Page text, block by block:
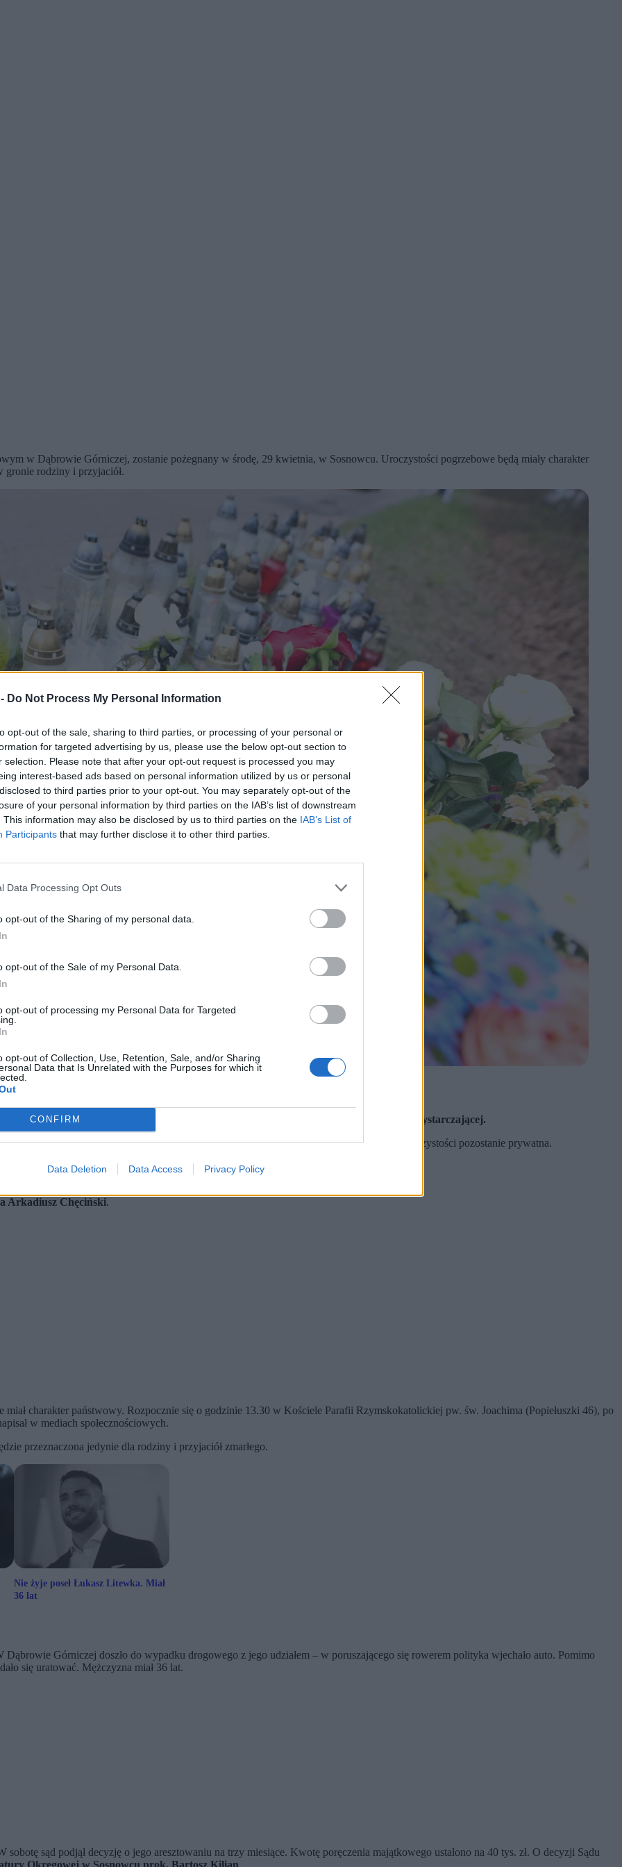
Do Not Process My Personal Information
opt-out of the sale, sharing to third parties, or processing of your personal or
for targeted advertising by us, please use the below opt-out section to
selection. Please note that after your opt-out request is processed you may
interest-based ads based on personal information utilized by us or personal
to third parties prior to your opt-out. You may separately opt-out of the
of your personal information by third parties on the IAB’s list of downstream
This information may also be disclosed by us to third parties on the IAB’s List of
Participants that may further disclose it to other third parties.
Data Processing Opt Outs
opt-out of the Sharing of my personal data.
opt-out of the Sale of my Personal Data.
opt-out of processing my Personal Data for Targeted
opt-out of Collection, Use, Retention, Sale, and/or Sharing
Data that Is Unrelated with the Purposes for which it
CONFIRM
Data Deletion Data Access Privacy Policy
w Dąbrowie Górniczej, zostanie pożegnany w środę, 29 kwietnia, w Sosnowcu. Uroczystości pogrzebowe będą miały charakter
gronie rodziny i przyjaciół.
Litewki przy ul. Kazimierzowskiej w Dąbrowie Górniczej. 24 kwietnia 2026 r. (fot. Art Service / PAP)
godz. 13.30 w Kościele Parafii Rzymskokatolickiej pw. św. Joachima w Sosnowcu.
na cmentarzu przy ul. Zuzanny będzie zamknięta – tylko dla rodziny i bliskich.
aresztowany na trzy miesiące; prokuratura rozważa zaskarżenie tej decyzji jako niewystarczającej.
w środę, 29 kwietnia, w Sosnowcu. Pogrzeb będzie mieć charakter państwowy, ale część uroczystości pozostanie prywatna.
w środę w Sosnowcu
Arkadiusz Chęciński.
charakter państwowy. Rozpocznie się o godzinie 13.30 w Kościele Parafii Rzymskokatolickiej pw. św. Joachima (Popiełuszki 46), po
w mediach społecznościowych.
przeznaczona jedynie dla rodziny i przyjaciół zmarłego.
Nie żyje poseł Łukasz Litewka. Miał
36 lat
Górniczej doszło do wypadku drogowego z jego udziałem – w poruszającego się rowerem polityka wjechało auto. Pomimo
się uratować. Mężczyzna miał 36 lat.
sąd podjął decyzję o jego aresztowaniu na trzy miesiące. Kwotę poręczenia majątkowego ustalono na 40 tys. zł. O decyzji Sądu
Okręgowej w Sosnowcu prok. Bartosz Kilian